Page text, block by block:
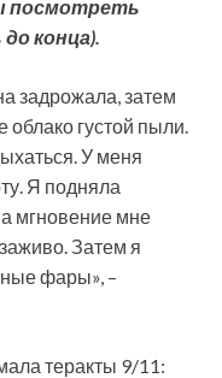
посмотреть
конца).
задрожала, затем
облако густой пыли.
У меня
Я подняла
мгновение мне
Затем я
фары», –